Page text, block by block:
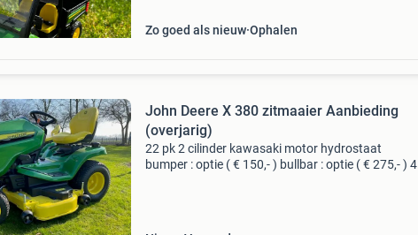
Zo goed als nieuw Ophalen
John Deere X 380 zitmaaier Aanbieding
(overjarig)
22 pk 2 cilinder kawasaki motor hydrostaat
bumper : optie ( € 150,- ) bullbar : optie ( € 275,- ) 4